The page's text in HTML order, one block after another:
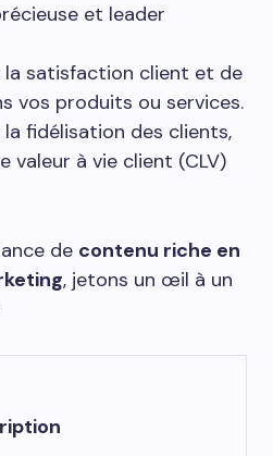
et leader
satisfaction client et de
vos produits ou services.
fidélisation des clients,
valeur à vie client (CLV)
de contenu riche en
, jetons un œil à un